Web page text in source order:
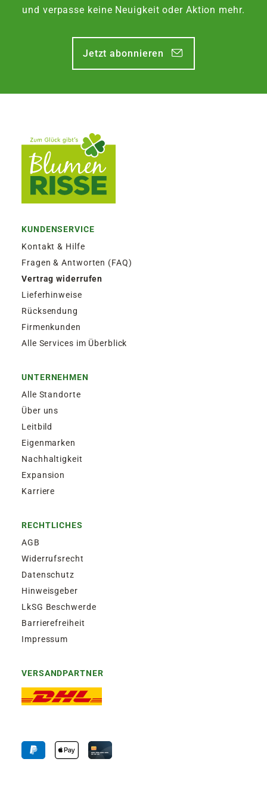
Zustellung am Montag, bis Freitag 13:30 Uhr.
EXPRESSVERSAND SAMSTAG | 12,50€
Garantierter Zustellversuch am Samstag durch
DHL. Bestellaufgabe für Zustellung am
und verpasse keine Neuigkeit oder Aktion mehr.
Jetzt abonnieren
KUNDENSERVICE
Kontakt & Hilfe
Fragen & Antworten (FAQ)
Vertrag widerrufen
Lieferhinweise
Rücksendung
Firmenkunden
Alle Services im Überblick
UNTERNEHMEN
Alle Standorte
Über uns
Leitbild
Eigenmarken
Nachhaltigkeit
Expansion
Karriere
RECHTLICHES
AGB
Widerrufsrecht
Datenschutz
Hinweisgeber
LkSG Beschwerde
Barrierefreiheit
Impressum
VERSANDPARTNER